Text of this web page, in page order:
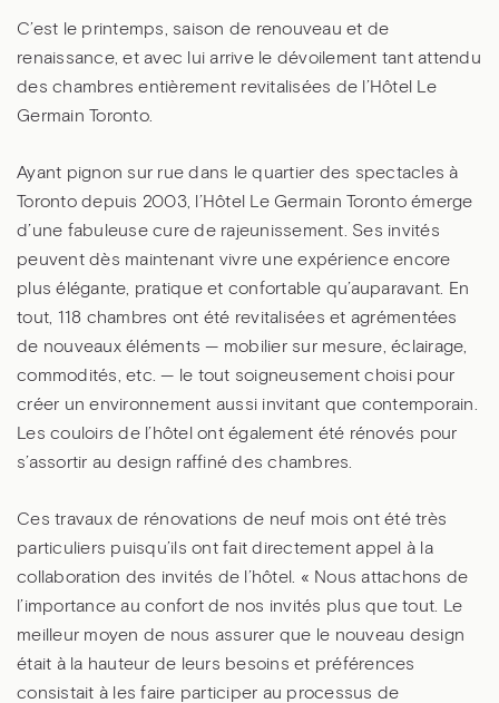
C’est le printemps, saison de renouveau et de
renaissance, et avec lui arrive le dévoilement tant attendu
des chambres entièrement revitalisées de l’Hôtel Le
Germain Toronto.
Ayant pignon sur rue dans le quartier des spectacles à
Toronto depuis 2003, l’Hôtel Le Germain Toronto émerge
d’une fabuleuse cure de rajeunissement. Ses invités
peuvent dès maintenant vivre une expérience encore
plus élégante, pratique et confortable qu’auparavant. En
tout, 118 chambres ont été revitalisées et agrémentées
de nouveaux éléments — mobilier sur mesure, éclairage,
commodités, etc. — le tout soigneusement choisi pour
créer un environnement aussi invitant que contemporain.
Les couloirs de l’hôtel ont également été rénovés pour
s’assortir au design raffiné des chambres.
Ces travaux de rénovations de neuf mois ont été très
particuliers puisqu’ils ont fait directement appel à la
collaboration des invités de l’hôtel. « Nous attachons de
l’importance au confort de nos invités plus que tout. Le
meilleur moyen de nous assurer que le nouveau design
était à la hauteur de leurs besoins et préférences
consistait à les faire participer au processus de